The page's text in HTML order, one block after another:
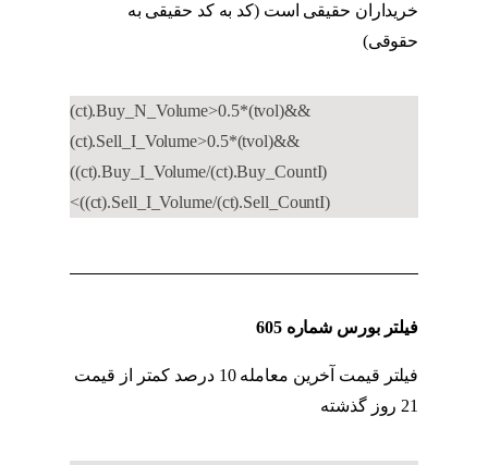
خریداران حقیقی است (کد به کد حقیقی به
حقوقی)
(ct).Buy_N_Volume>0.5*(tvol)&&
(ct).Sell_I_Volume>0.5*(tvol)&&
((ct).Buy_I_Volume/(ct).Buy_CountI)
<((ct).Sell_I_Volume/(ct).Sell_CountI)
فیلتر بورس شماره 605
فیلتر قیمت آخرین معامله 10 درصد کمتر از قیمت
21 روز گذشته